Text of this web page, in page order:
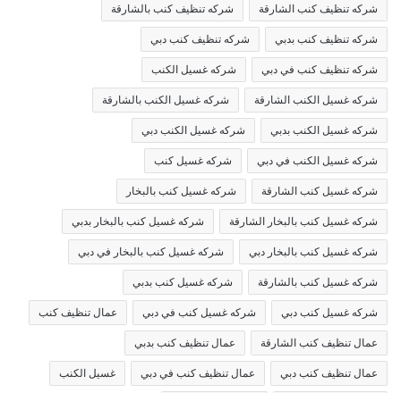
شركه تنظيف كنب الشارقة شركه تنظيف كنب بالشارقة
شركه تنظيف كنب بدبي شركه تنظيف كنب دبي
شركه تنظيف كنب في دبي شركه غسيل الكنب
شركه غسيل الكنب الشارقة شركه غسيل الكنب بالشارقة
شركه غسيل الكنب بدبي شركه غسيل الكنب دبي
شركه غسيل الكنب في دبي شركه غسيل كنب
شركه غسيل كنب الشارقة شركه غسيل كنب بالبخار
شركه غسيل كنب بالبخار الشارقة شركه غسيل كنب بالبخار بدبي
شركه غسيل كنب بالبخار دبي شركه غسيل كنب بالبخار في دبي
شركه غسيل كنب بالشارقة شركه غسيل كنب بدبي
شركه غسيل كنب دبي شركه غسيل كنب في دبي عمال تنظيف كنب
عمال تنظيف كنب الشارقة عمال تنظيف كنب بدبي
عمال تنظيف كنب دبي عمال تنظيف كنب في دبي غسيل الكنب